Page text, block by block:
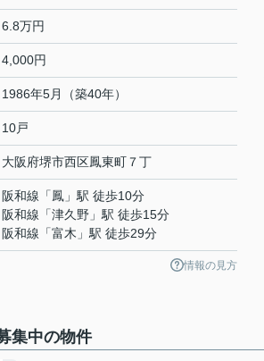
6.8万円
4,000円
1986年5月（築40年）
10戸
大阪府堺市西区鳳東町 ７丁
阪和線 「鳳 」駅 徒歩10分
阪和線 「津久野 」駅 徒歩15分
阪和線 「富木 」駅 徒歩29分
情報の見方
集中の物件